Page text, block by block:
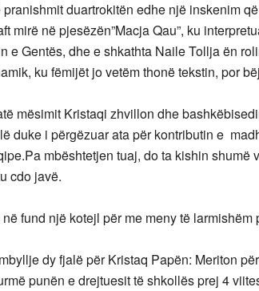
pranishmit duartrokitën edhe një inskenim
mirë në pjesëzën”Macja Qau”, ku
e Gentës, dhe e shkathta Naile Tollja ën
ku fëmijët jo vetëm thonë tekstin, por
mësimit Kristaqi zhvillon dhe
duke i përgëzuar ata për kontributin e
mbështetjen tuaj, do ta kishin shumë
cdo javë.
në fund një kotejl për me meny të larmishëm
dy fjalë për Kristaq Papën: Meriton
punën e drejtuesit të shkollës prej 4